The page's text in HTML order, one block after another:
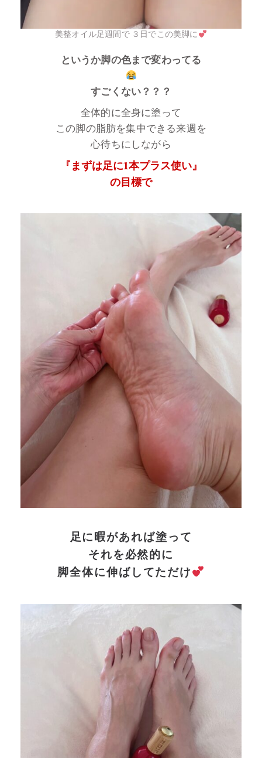
美整オイル足週間で ３日でこの美脚に
というか脚の色まで変わってる
すごくない？？？
全体的に全身に塗って
この脚の脂肪を集中できる来週を
心待ちにしながら
『まずは足に1本プラス使い』
の目標で
足に暇があれば塗って
それを必然的に
脚全体に伸ばしてただけ